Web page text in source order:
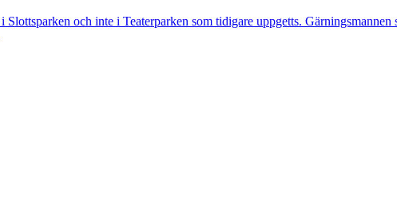
och inte i Teaterparken som tidigare uppgetts. Gärningsmannen